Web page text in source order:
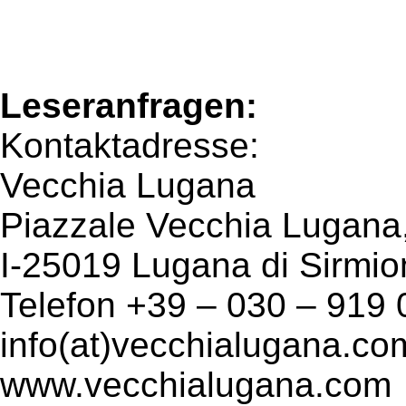
Leseranfragen:
Kontaktadresse:
Vecchia Lugana
Piazzale Vecchia
I-25019 Lugana di
Telefon +39 – 030 – 919
www.vecchialugana.com